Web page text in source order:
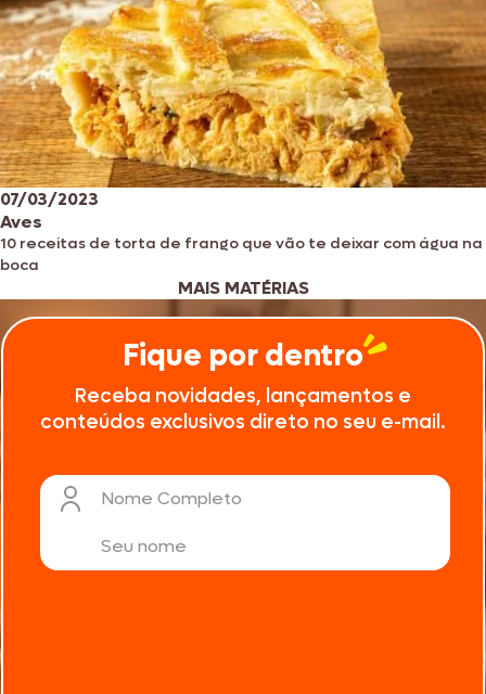
07/03/2023
Aves
10 receitas de torta de frango que vão te deixar com água na
boca
MAIS MATÉRIAS
Fique por dentro
Receba novidades, lançamentos e
conteúdos exclusivos direto no seu e-mail.
Nome Completo